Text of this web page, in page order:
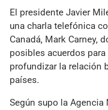
El presidente Javier
una charla telefónica
Canadá, Mark Carney,
posibles acuerdos
profundizar la relación
países.
Según supo la